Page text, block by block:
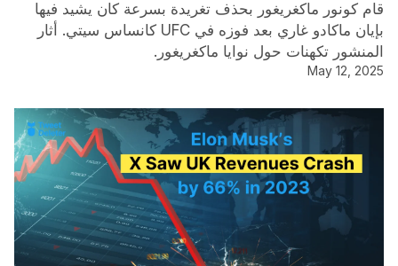
قام كونور ماكغريغور بحذف تغريدة بسرعة كان يشيد فيها
بإيان ماكادو غاري بعد فوزه في UFC كانساس سيتي. أثار
المنشور تكهنات حول نوايا ماكغريغور.
May 12, 2025